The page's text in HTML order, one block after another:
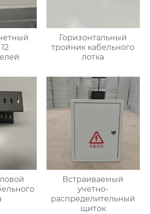
Горизонтальный
тройник кабельного
лотка
Встраиваемый
учетно-
распределительный
щиток